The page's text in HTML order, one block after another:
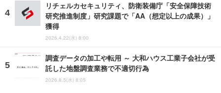
リチェルカセキュリティ、防衛装備庁「安全保障技術
研究推進制度」研究課題で「AA（想定以上の成果）」
獲得
2026.4.22(水) 8:00
調査データの加工や転用 ～ 大和ハウス工業子会社が受
託した地盤調査業務で不適切行為
2026.8.5(水) 8:05